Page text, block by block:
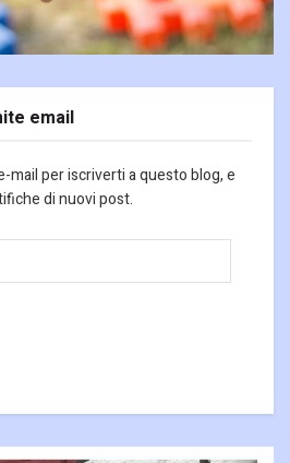
email
mail per iscriverti a questo blog, e
di nuovi post.